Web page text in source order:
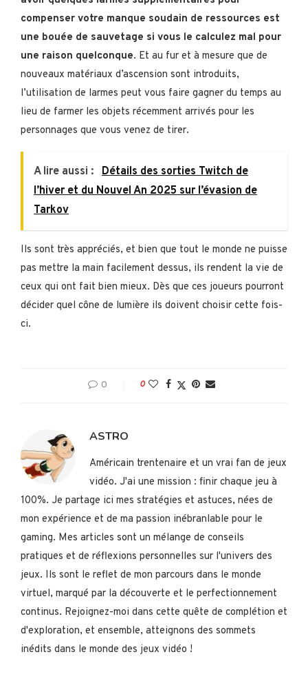
compenser votre manque soudain de ressources est
une bouée de sauvetage si vous le calculez mal pour
une raison quelconque. Et au fur et à mesure que de
nouveaux matériaux d’ascension sont introduits,
l’utilisation de larmes peut vous faire gagner du temps au
lieu de farmer les objets récemment arrivés pour les
personnages que vous venez de tirer.
A lire aussi : Détails des sorties Twitch de
l’hiver et du Nouvel An 2025 sur l’évasion de
Tarkov
Ils sont très appréciés, et bien que tout le monde ne puisse
pas mettre la main facilement dessus, ils rendent la vie de
ceux qui ont fait bien mieux. Dès que ces joueurs pourront
décider quel cône de lumière ils doivent choisir cette fois-
ci.
0 0
ASTRO
Américain trentenaire et un vrai fan de jeux
vidéo. J'ai une mission : finir chaque jeu à
100%. Je partage ici mes stratégies et astuces, nées de
mon expérience et de ma passion inébranlable pour le
gaming. Mes articles sont un mélange de conseils
pratiques et de réflexions personnelles sur l'univers des
jeux. Ils sont le reflet de mon parcours dans le monde
virtuel, marqué par la découverte et le perfectionnement
continus. Rejoignez-moi dans cette quête de complétion et
d'exploration, et ensemble, atteignons des sommets
inédits dans le monde des jeux vidéo !